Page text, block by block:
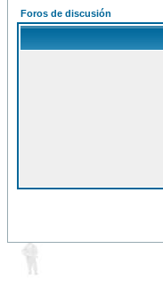
Foros de discusión